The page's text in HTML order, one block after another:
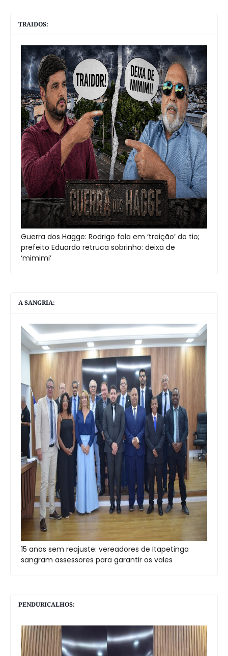
TRAIDOS:
Guerra dos Hagge: Rodrigo fala em ‘traição’ do tio;
prefeito Eduardo retruca sobrinho: deixa de
‘mimimi’
A SANGRIA:
15 anos sem reajuste: vereadores de Itapetinga
sangram assessores para garantir os vales
PENDURICALHOS: